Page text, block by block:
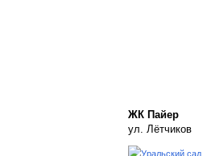
ЖК Пайер
ул. Лётчиков